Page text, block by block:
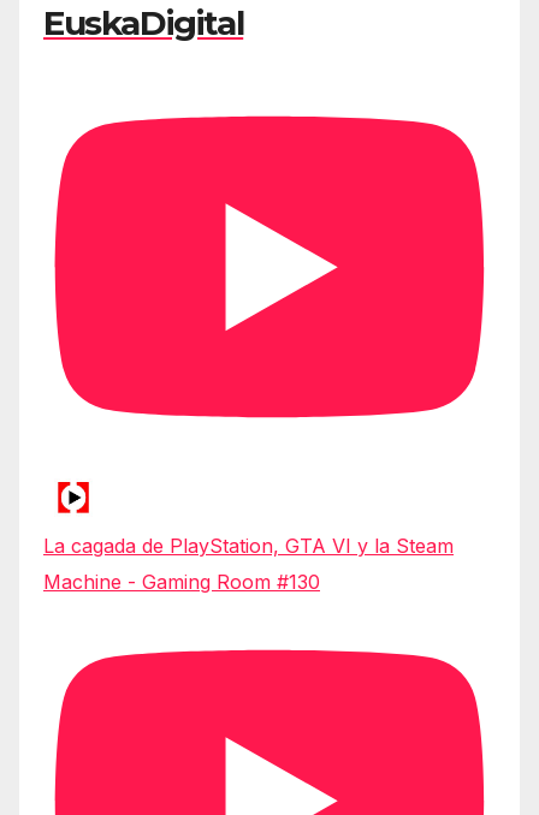
EuskaDigital
La cagada de PlayStation, GTA VI y la Steam
Machine - Gaming Room #130